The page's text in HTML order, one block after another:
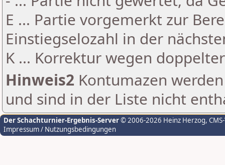
E ... Partie vorgemerkt zur
Einstiegselozahl in der
K ... Korrektur wegen
Hinweis2 Kontumazen
und sind in der Liste nicht
Der Schachturnier-Ergebnis-Server© 2006-2026 Heinz Herzog,
Impressum / Nutzungsbedingungen